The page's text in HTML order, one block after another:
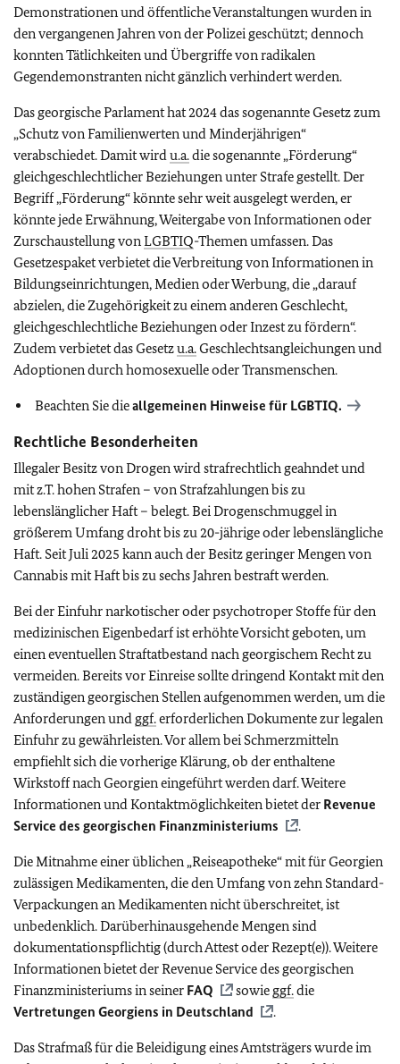
Demonstrationen und öffentliche Veranstaltungen wurden in
den vergangenen Jahren von der Polizei geschützt; dennoch
konnten Tätlichkeiten und Übergriffe von radikalen
Gegendemonstranten nicht gänzlich verhindert werden.
Das georgische Parlament hat 2024 das sogenannte Gesetz zum
„Schutz von Familienwerten und Minderjährigen“
verabschiedet. Damit wirdu.a.die sogenannte „Förderung“
gleichgeschlechtlicher Beziehungen unter Strafe gestellt. Der
Begriff „Förderung“ könnte sehr weit ausgelegt werden, er
könnte jede Erwähnung, Weitergabe von Informationen oder
Zurschaustellung vonLGBTIQ-Themen umfassen. Das
Gesetzespaket verbietet die Verbreitung von Informationen in
Bildungseinrichtungen, Medien oder Werbung, die „darauf
abzielen, die Zugehörigkeit zu einem anderen Geschlecht,
gleichgeschlechtliche Beziehungen oder Inzest zu fördern“.
Zudem verbietet das Gesetzu.a.Geschlechtsangleichungen und
Adoptionen durch homosexuelle oder Transmenschen.
Beachten Sie dieallgemeinen Hinweise für LGBTIQ.
Rechtliche Besonderheiten
Illegaler Besitz von Drogen wird strafrechtlich geahndet und
mit z.T. hohen Strafen – von Strafzahlungen bis zu
lebenslänglicher Haft – belegt. Bei Drogenschmuggel in
größerem Umfang droht bis zu 20-jährige oder lebenslängliche
Haft. Seit Juli 2025 kann auch der Besitz geringer Mengen von
Cannabis mit Haft bis zu sechs Jahren bestraft werden.
Bei der Einfuhr narkotischer oder psychotroper Stoffe für den
medizinischen Eigenbedarf ist erhöhte Vorsicht geboten, um
einen eventuellen Straftatbestand nach georgischem Recht zu
vermeiden. Bereits vor Einreise sollte dringend Kontakt mit den
zuständigen georgischen Stellen aufgenommen werden, um die
Anforderungen und ggf.erforderlichen Dokumente zur legalen
Einfuhr zu gewährleisten. Vor allem bei Schmerzmitteln
empfiehlt sich die vorherige Klärung, ob der enthaltene
Wirkstoff nach Georgien eingeführt werden darf. Weitere
Informationen und Kontaktmöglichkeiten bietet der Revenue
Service des georgischen Finanzministeriums
.
Die Mitnahme einer üblichen „Reiseapotheke“ mit für Georgien
zulässigen Medikamenten, die den Umfang von zehn Standard-
Verpackungen an Medikamenten nicht überschreitet, ist
unbedenklich. Darüberhinausgehende Mengen sind
dokumentationspflichtig (durch Attest oder Rezept(e)). Weitere
Informationen bietet der Revenue Service des georgischen
Finanzministeriums in seiner FAQ sowie ggf.die
Vertretungen Georgiens in Deutschland
.
Das Strafmaß für die Beleidigung eines Amtsträgers wurde im